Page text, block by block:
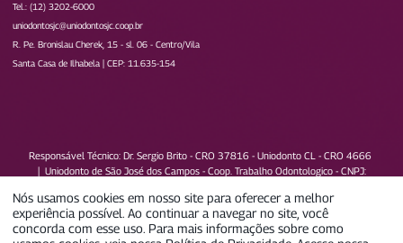
Tel.: (12) 3202-6000
uniodontosjc@uniodontosjc.coop.br
R. Pe. Bronislau Cherek, 15 - sl. 06 - Centro/Vila
Santa Casa de Ilhabela | CEP: 11.635-154
Responsável Técnico: Dr. Sergio Brito - CRO 37816 - Uniodonto CL - CRO 4666
| Uniodonto de São José dos Campos - Coop. Trabalho Odontologico - CNPJ:
IDSS da operadora 2025 (Ano-base 2024)
Nós usamos cookies em nosso site para oferecer a melhor
experiência possível. Ao continuar a navegar no site, você
concorda com esse uso. Para mais informações sobre como